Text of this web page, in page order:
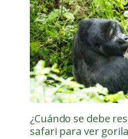
¿Cuándo se debe
safari para ver